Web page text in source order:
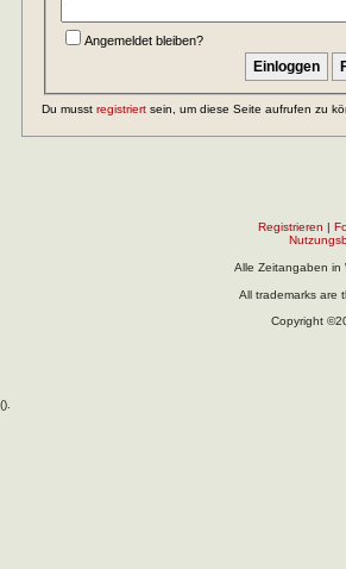
Angemeldet bleiben?
Du musst registriert sein, um diese Seite aufrufen zu
Registrieren |
Alle Zeitangaben in
All trademarks are
Copyright
().